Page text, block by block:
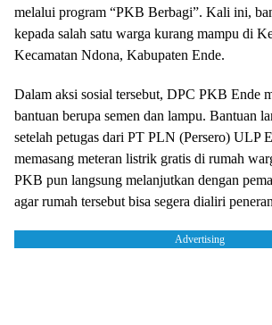
melalui program “PKB Berbagi”. Kali ini,
kepada salah satu warga kurang mampu di
Kecamatan Ndona, Kabupaten Ende.
Dalam aksi sosial tersebut, DPC PKB Ende
bantuan berupa semen dan lampu. Bantuan
setelah petugas dari PT PLN (Persero) ULP
memasang meteran listrik gratis di rumah
PKB pun langsung melanjutkan dengan
agar rumah tersebut bisa segera dialiri
Advertising